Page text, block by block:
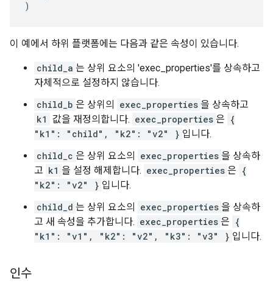
이 예에서 하위 플랫폼에는 다음과 같은 속성이 있습니다.
child_a 는 상위 요소의 'exec_properties'를 상속하고
자체적으로 설정하지 않습니다.
child_b 은 상위의 exec_properties 을 상속하고
k1 값을 재정의합니다. exec_properties 은 {
"k1": "child", "k2": "v2" } 입니다.
child_c 은 상위 요소의 exec_properties 을 상속하
고 k1 을 설정 해제합니다. exec_properties 은 {
"k2": "v2" } 입니다.
child_d 는 상위 요소의 exec_properties 을 상속하
고 새 속성을 추가합니다. exec_properties 은 {
"k1": "v1", "k2": "v2", "k3": "v3" } 입니다.
인수